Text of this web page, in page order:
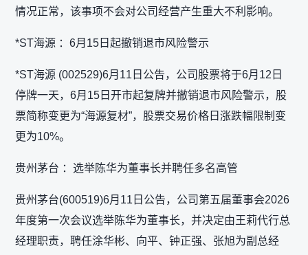
情况正常，该事项不会对公司经营产生重大不利影响。
*ST海源 ：6月15日起撤销退市风险警示
*ST海源 (002529)6月11日公告，公司股票将于6月12日
停牌一天，6月15日开市起复牌并撤销退市风险警示，股
票简称变更为“海源复材”，股票交易价格日涨跌幅限制变
更为10%。
贵州茅台 ：选举陈华为董事长并聘任多名高管
贵州茅台(600519)6月11日公告，公司第五届董事会2026
年度第一次会议选举陈华为董事长，并决定由王莉代行总
经理职责，聘任涂华彬、向平、钟正强、张旭为副总经